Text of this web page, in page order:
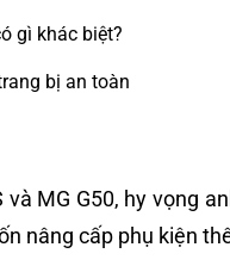
bị an toàn
và MG G50, hy vọng
nâng cấp phụ kiện